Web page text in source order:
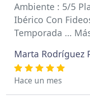
Ambiente : 5/5
Ibérico Con
Temporada …
Marta Rodríguez
Hace un mes